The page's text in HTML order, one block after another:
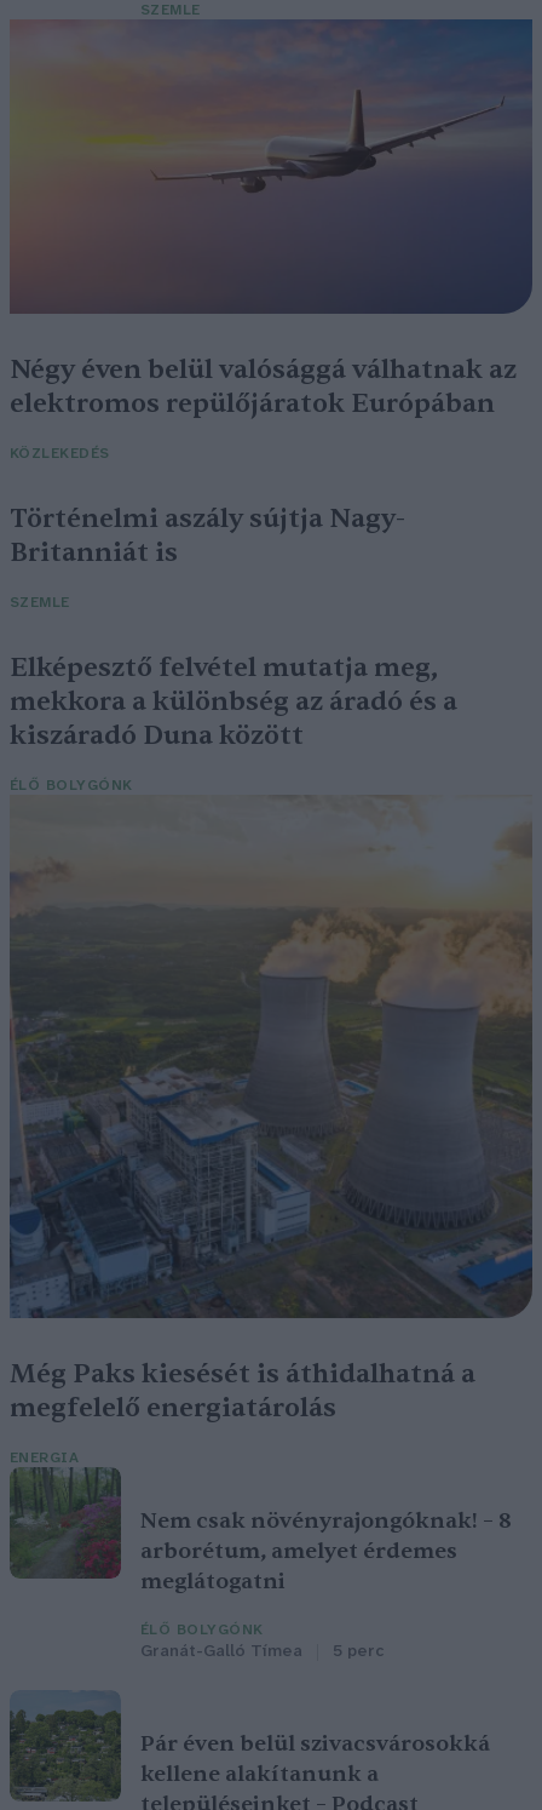
SZEMLE
Négy éven belül valósággá válhatnak az
elektromos repülőjáratok Európában
KÖZLEKEDÉS
Történelmi aszály sújtja Nagy-
Britanniát is
SZEMLE
Elképesztő felvétel mutatja meg,
mekkora a különbség az áradó és a
kiszáradó Duna között
ÉLŐ BOLYGÓNK
Még Paks kiesését is áthidalhatná a
megfelelő energiatárolás
ENERGIA
Nem csak növényrajongóknak! – 8
arborétum, amelyet érdemes
meglátogatni
ÉLŐ BOLYGÓNK
Granát-Galló Tímea 5 perc
Pár éven belül szivacsvárosokká
kellene alakítanunk a